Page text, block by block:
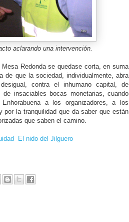
aclarando una intervención.
Redonda se quedase corta, en suma
de que la sociedad, individualmente, abra
contra el inhumano capital, de
insaciables bocas monetarias, cuando
a los organizadores, a los
la tranquilidad que da saber que están
que saben el camino.
El nido del Jilguero